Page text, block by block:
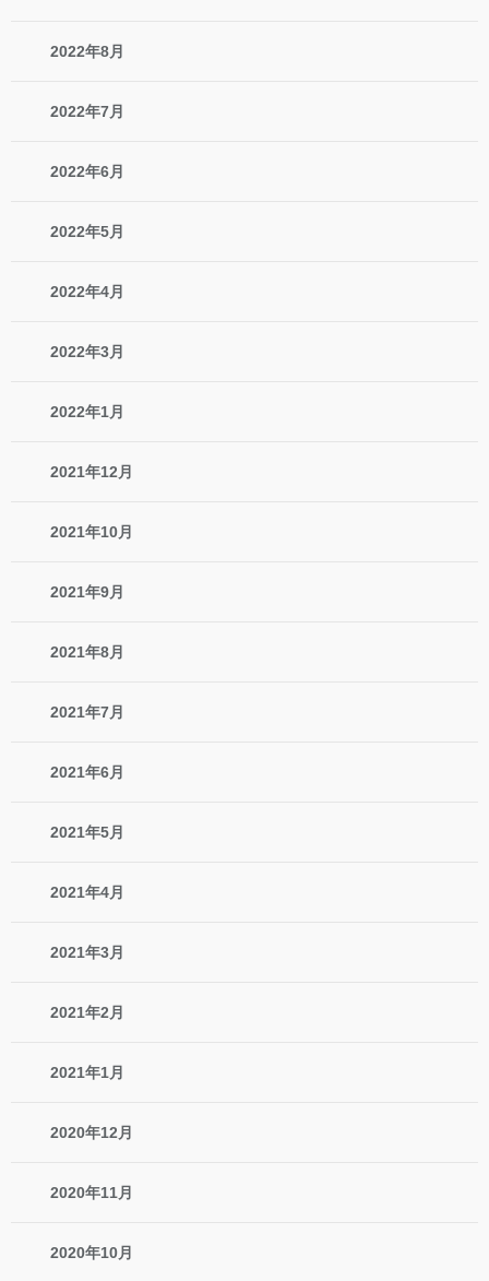
2022年8月
2022年7月
2022年6月
2022年5月
2022年4月
2022年3月
2022年1月
2021年12月
2021年10月
2021年9月
2021年8月
2021年7月
2021年6月
2021年5月
2021年4月
2021年3月
2021年2月
2021年1月
2020年12月
2020年11月
2020年10月